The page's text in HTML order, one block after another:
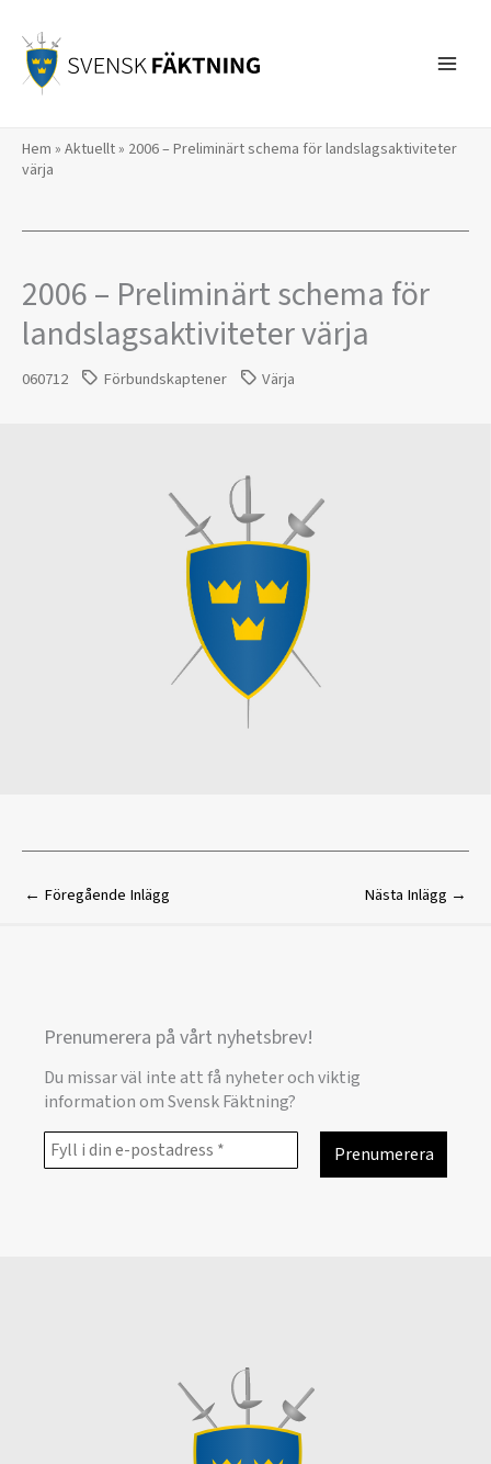
innehåll
Hem » Aktuellt» 2006 – Preliminärt schema för landslagsaktiviteter
värja
2006 – Preliminärt schema för
landslagsaktiviteter värja
060712 Förbundskaptener Värja
← Föregående Inlägg Nästa Inlägg →
Prenumerera på vårt nyhetsbrev!
Du missar väl inte att få nyheter och viktig
information om Svensk Fäktning?